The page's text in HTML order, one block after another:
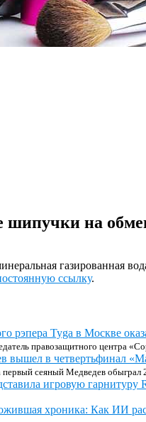
шипучки на
газированная
ссылку.
рэпера Tyga в Москве
правозащитного центра
вышел в четвертьфинал
сеяный Медведев
игровую
хроника: Как ИИ